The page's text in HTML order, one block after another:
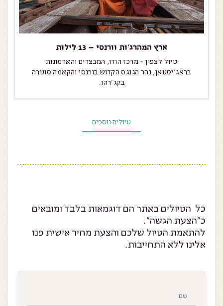
ארץ המהרג’ות וורנסי – 13 לילות
טיול לצפון - מרכז הודו, המבצרים והארמונות
בראג'יסטאן, נהר הגנגס הקדוש בורנסי והקאמה סוטרה
בקג'רהו.
טיולים נוספים
כל הטיולים באתר הם דוגמאות בלבד ומובאים
כ״הצעת הגשה״.
להתאמת הטיול שלכם והצעת מחיר אישית פנו
אלינו ללא התחייבות.